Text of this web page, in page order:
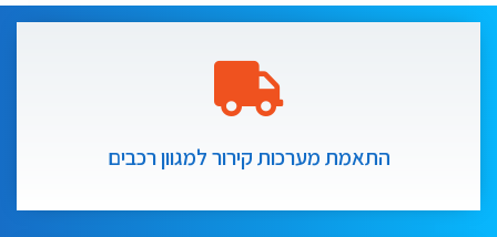
התאמת מערכות קירור למגוון רכבים